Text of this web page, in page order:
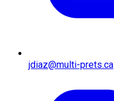
jdiaz@multi-prets.ca